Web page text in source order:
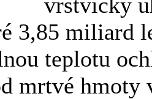
3,85 miliard
teplotu
mrtvé hmoty